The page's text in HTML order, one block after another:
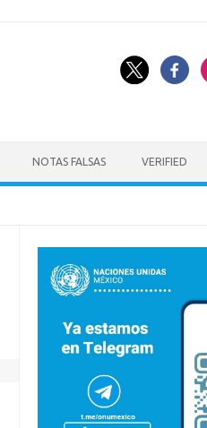
NOTAS FALSAS VERIFIED